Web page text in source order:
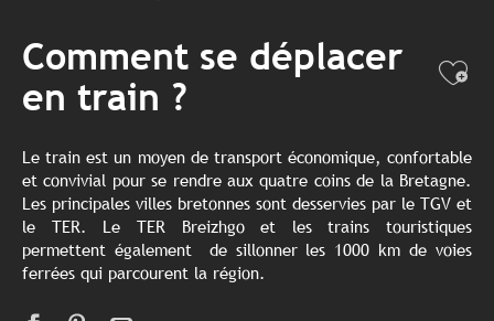
Comment se déplacer
en train ?
Le train est un moyen de transport économique, confortable
et convivial pour se rendre aux quatre coins de la Bretagne.
Les principales villes bretonnes sont desservies par le TGV et
le TER. Le TER Breizhgo et les trains touristiques
permettent également de sillonner les 1000 km de voies
ferrées qui parcourent la région.